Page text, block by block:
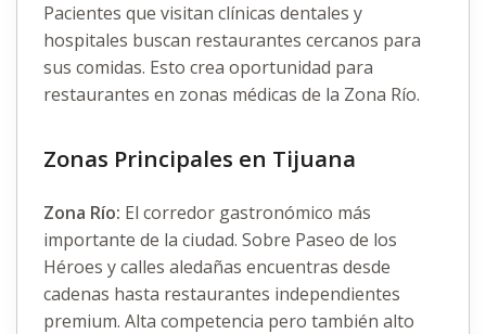
Pacientes que visitan clínicas dentales y
hospitales buscan restaurantes cercanos para
sus comidas. Esto crea oportunidad para
restaurantes en zonas médicas de la Zona Río.
Zonas Principales en Tijuana
Zona Río: El corredor gastronómico más
importante de la ciudad. Sobre Paseo de los
Héroes y calles aledañas encuentras desde
cadenas hasta restaurantes independientes
premium. Alta competencia pero también alto